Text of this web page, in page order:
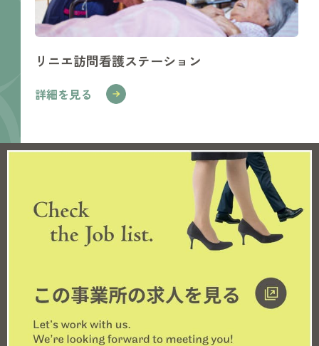
リニエ訪問看護ステーション
詳細を見る